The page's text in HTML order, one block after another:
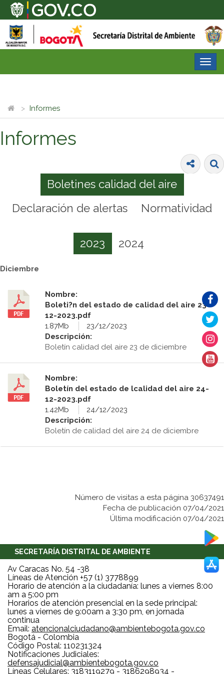
Informes
Informes
Boletines calidad del aire
Declaración de alertas
Normatividad
2023 2024
Diciembre
Nombre:
Boleti?n del estado de calidad del aire 23-
12-2023.pdf
1.87Mb
23/12/2023
Descripción:
Boletín calidad del aire 23 de diciembre
Nombre:
Boletín del estado de lcalidad del aire 24-
12-2023.pdf
1.42Mb
24/12/2023
Descripción:
Boletín de calidad del aire 24 de diciembre
Número de visitas a esta página 30637491
Fecha de publicación 07/04/2021
Última modificación 07/04/2021
SECRETARÍA DISTRITAL DE AMBIENTE
Av Caracas No. 54 -38
Líneas de Atención +57 (1) 3778899
Horario de atención a la ciudadanía: lunes a viernes 8:00
am a 5:00 pm
Horarios de atención presencial en la sede principal:
lunes a viernes de 9:00am a 3:30 pm, en jornada
continua
Email: atencionalciudadano@ambientebogota.gov.co
Bogotá - Colombia
Código Postal: 110231324
Notificaciones Judiciales:
defensajudicial@ambientebogota.gov.co
Líneas Celulares: 3183119279 - 3186298934 -